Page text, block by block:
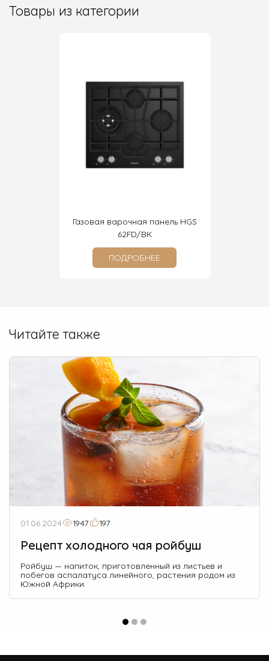
Товары из категории
Газовая варочная панель HGS
62FD/BK
ПОДРОБНЕЕ
Читайте также
01.06.2024 1947 197
Рецепт холодного чая ройбуш
Ройбуш — напиток, приготовленный из листьев и
побегов аспалатуса линейного, растения родом из
Южной Африки.